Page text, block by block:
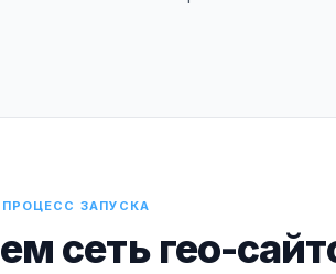
ПРОЦЕСС ЗАПУСКА
сеть гео-